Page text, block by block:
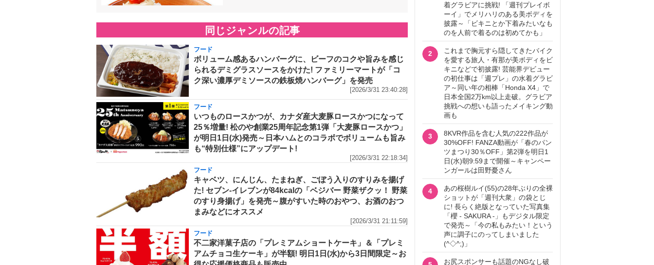
同じジャンルの記事
フード
ボリューム感あるハンバーグに、ビーフのコクや旨みを感じ
られるデミグラスソースをかけた! ファミリーマートが「コ
ク深い濃厚デミソースの鉄板焼ハンバーグ」を発売
[2026/3/31 23:40:28]
フード
いつものロースかつが、カナダ産大麦豚ロースかつになって
25％増量! 松のや創業25周年記念第1弾「大麦豚ロースかつ」
が明日1日(水)発売～日本ハムとのコラボでボリュームも旨み
も“特別仕様”にアップデート!
[2026/3/31 22:18:34]
フード
キャベツ、にんじん、たまねぎ、ごぼう入りのすりみを揚げ
た! セブン‐イレブンが84kcalの「ベジバー 野菜ザクッ！ 野菜
のすり身揚げ」を発売～腹がすいた時のおやつ、お酒のおつ
まみなどにオススメ
[2026/3/31 21:11:59]
フード
不二家洋菓子店の「プレミアムショートケーキ」＆「プレミ
アムチョコ生ケーキ」が半額! 明日1日(水)から3日間限定～お
着グラビアに挑戦! 「週刊プレイボ
ーイ」でメリハリのある美ボディを
披露～「ビキニとか下着みたいなも
のを人前で着るのは初めてかも」
2
これまで胸元すら隠してきたバイク
を愛する旅人・有那が美ボディをビ
キニなどで初披露! 芸能界デビュー
の初仕事は「週プレ」の水着グラビ
ア～同い年の相棒「Honda X4」で
日本全国2万km以上走破。グラビア
挑戦への想いも語ったメイキング動
画も
3
8KVR作品を含む人気の222作品が
30%OFF! FANZA動画が「春のパン
ツまつり30％OFF」第2弾を明日1
日(水)朝9:59まで開催～キャンペー
ンガールは田野憂さん
4
あの桜樹ルイ(55)の28年ぶりの全裸
ショットが「週刊大衆」の袋とじ
に! 長らく絶版となっていた写真集
「櫻 - SAKURA -」もデジタル限定
で発売～「今の私もみたい！という
声に調子にのってしまいました
(^◇^;)」
お尻スポンサーも話題のNGなし破